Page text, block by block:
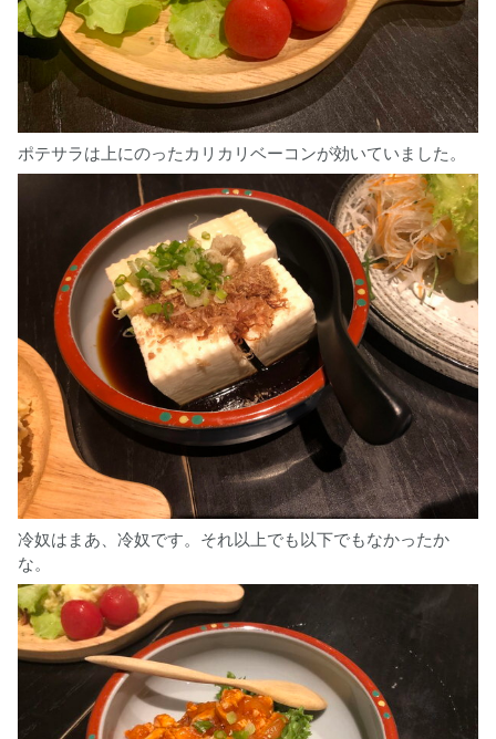
ポテサラは上にのったカリカリベーコンが効いていました。
冷奴はまあ、冷奴です。それ以上でも以下でもなかったか
な。